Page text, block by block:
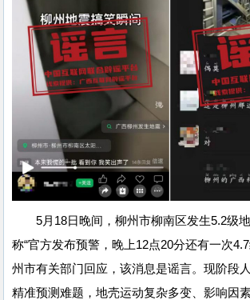
5月18日晚间，柳州市柳南区发生5.2级
称“官方发布预警，晚上12点20分还有一次
州市有关部门回应，该消息是谣言。现阶段
精准预测难题，地壳运动复杂多变、影响因